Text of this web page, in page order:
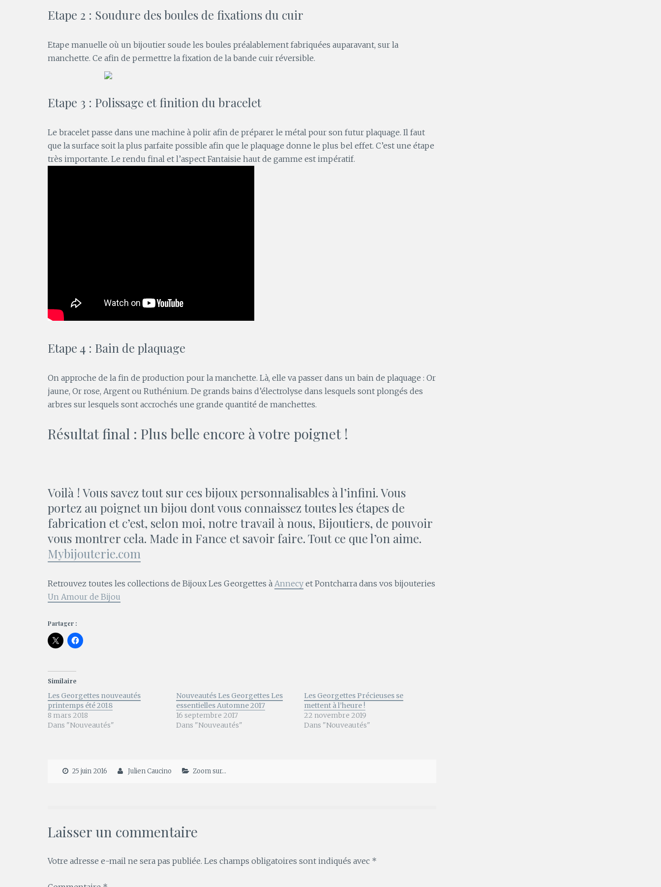
Etape 2 : Soudure des boules de fixations du cuir
Etape manuelle où un bijoutier soude les boules préalablement fabriquées auparavant, sur la
manchette. Ce afin de permettre la fixation de la bande cuir réversible.
Etape 3 : Polissage et finition du bracelet
Le bracelet passe dans une machine à polir afin de préparer le métal pour son futur plaquage. Il faut
que la surface soit la plus parfaite possible afin que le plaquage donne le plus bel effet. C’est une étape
très importante. Le rendu final et l’aspect Fantaisie haut de gamme est impératif.
Etape 4 : Bain de plaquage
On approche de la fin de production pour la manchette. Là, elle va passer dans un bain de plaquage : Or
jaune, Or rose, Argent ou Ruthénium. De grands bains d’électrolyse dans lesquels sont plongés des
arbres sur lesquels sont accrochés une grande quantité de manchettes.
Résultat final : Plus belle encore à votre poignet !
Voilà ! Vous savez tout sur ces bijoux personnalisables à l’infini. Vous
portez au poignet un bijou dont vous connaissez toutes les étapes de
fabrication et c’est, selon moi, notre travail à nous, Bijoutiers, de pouvoir
vous montrer cela. Made in Fance et savoir faire. Tout ce que l’on aime.
Mybijouterie.com
Retrouvez toutes les collections de Bijoux Les Georgettes à Annecy et Pontcharra dans vos bijouteries
Un Amour de Bijou
Partager :
Similaire
Les Georgettes nouveautés
printemps été 2018
8 mars 2018
Dans "Nouveautés"
Nouveautés Les Georgettes Les
essentielles Automne 2017
16 septembre 2017
Dans "Nouveautés"
Les Georgettes Précieuses se
mettent à l’heure !
22 novembre 2019
Dans "Nouveautés"
25 juin 2016 Julien Caucino Zoom sur...
Laisser un commentaire
Votre adresse e-mail ne sera pas publiée. Les champs obligatoires sont indiqués avec *